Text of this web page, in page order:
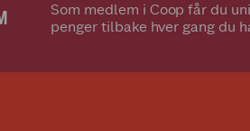
Som medlem i Coop får du
penger tilbake hver gang du